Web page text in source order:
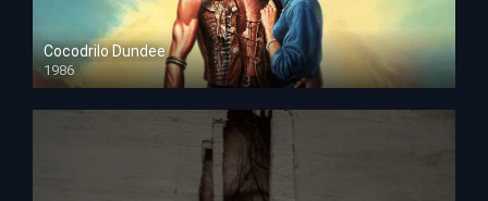
Cocodrilo Dundee
1986
HD 1080p